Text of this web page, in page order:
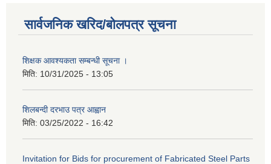
सार्वजनिक खरिद/बोलपत्र सूचना
शिक्षक आवश्यकता सम्बन्धी सूचना ।
मिति: 10/31/2025 - 13:05
शिलबन्दी दरभाउ पत्र आह्वान
मिति: 03/25/2022 - 16:42
Invitation for Bids for procurement of Fabricated Steel Parts